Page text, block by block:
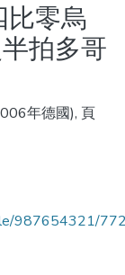
比零烏
拍多哥
年德國), 頁
987654321/